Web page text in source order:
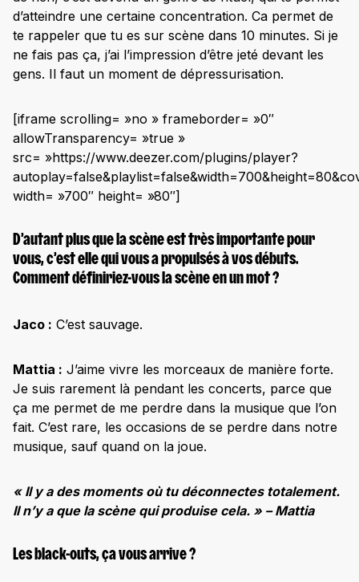
d’atteindre une certaine concentration. Ca permet de
te rappeler que tu es sur scène dans 10 minutes. Si je
ne fais pas ça, j’ai l’impression d’être jeté devant les
gens. Il faut un moment de dépressurisation.
[iframe scrolling= »no » frameborder= »0″
allowTransparency= »true »
src= »https://www.deezer.com/plugins/player?
width= »700″ height= »80″]
D’autant plus que la scène est très importante pour
vous, c’est elle qui vous a propulsés à vos débuts.
Comment définiriez-vous la scène en un mot ?
Jaco : C’est sauvage.
Mattia : J’aime vivre les morceaux de manière forte.
Je suis rarement là pendant les concerts, parce que
ça me permet de me perdre dans la musique que l’on
fait. C’est rare, les occasions de se perdre dans notre
musique, sauf quand on la joue.
« Il y a des moments où tu déconnectes totalement.
Il n’y a que la scène qui produise cela. » – Mattia
Les black-outs, ça vous arrive ?